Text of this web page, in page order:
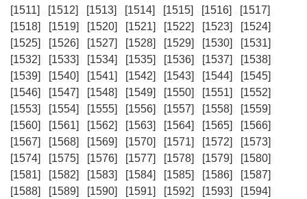
[1511]
[1512] [1513] [1514] [1515] [1516]
[1517]
[1518]
[1519] [1520] [1521] [1522] [1523]
[1524]
[1525]
[1526] [1527] [1528] [1529] [1530]
[1531]
[1532]
[1533] [1534] [1535] [1536] [1537]
[1538]
[1539]
[1540] [1541] [1542] [1543] [1544]
[1545]
[1546]
[1547] [1548] [1549] [1550] [1551]
[1552]
[1553]
[1554] [1555] [1556] [1557] [1558]
[1559]
[1560]
[1561] [1562] [1563] [1564] [1565]
[1566]
[1567]
[1568] [1569] [1570] [1571] [1572]
[1573]
[1574]
[1575] [1576] [1577] [1578] [1579]
[1580]
[1581]
[1582] [1583] [1584] [1585] [1586]
[1587]
[1588]
[1589] [1590] [1591] [1592] [1593]
[1594]